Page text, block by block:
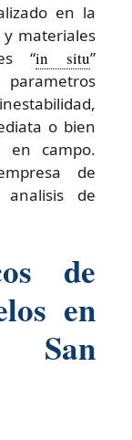
en la
materiales
“in situ”
o bien
en campo.
de
de
de
en
San